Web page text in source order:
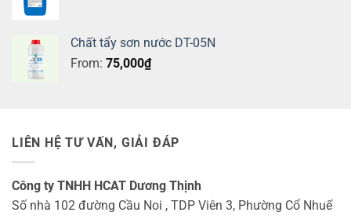
Chất tẩy sơn nước DT-05N
From: 75,000₫
LIÊN HỆ TƯ VẤN, GIẢI ĐÁP
Công ty TNHH HCAT Dương Thịnh
Số nhà 102 đường Cầu Noi , TDP Viên 3, Phường Cổ Nhuế